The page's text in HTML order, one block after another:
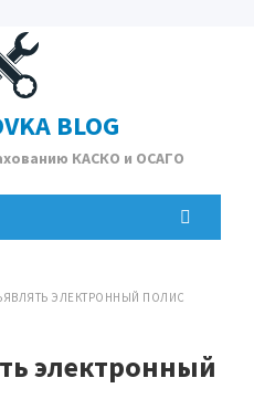
BLOG
КАСКО и ОСАГО
ЭЛЕКТРОННЫЙ ПОЛИС
электронный